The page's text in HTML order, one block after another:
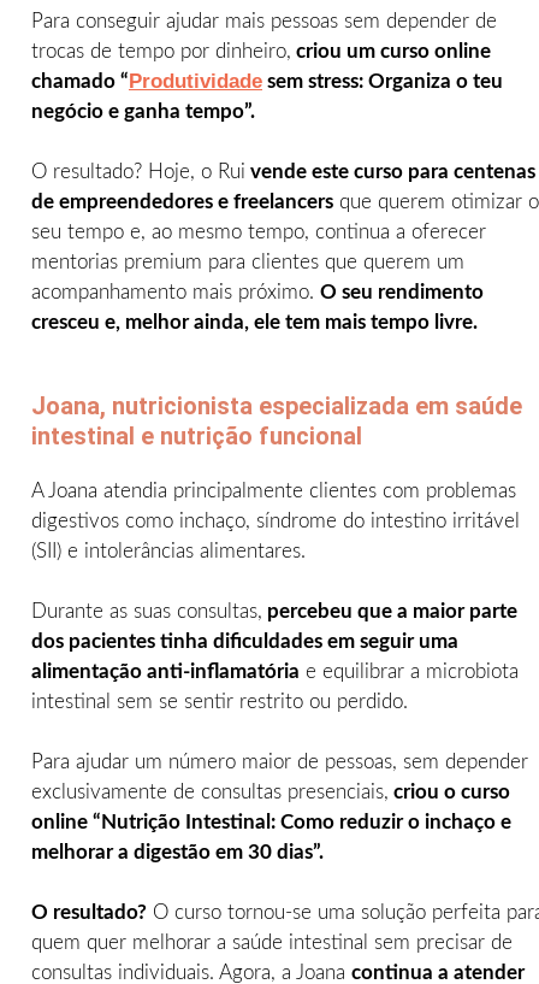
Para conseguir ajudar mais pessoas sem depender de
trocas de tempo por dinheiro, criou um curso online
chamado “ Produtividade sem stress: Organiza o teu
negócio e ganha tempo”.
O resultado? Hoje, o Rui vende este curso para centenas
de empreendedores e freelancers que querem otimizar o
seu tempo e, ao mesmo tempo, continua a oferecer
mentorias premium para clientes que querem um
acompanhamento mais próximo. O seu rendimento
cresceu e, melhor ainda, ele tem mais tempo livre.
Joana, nutricionista especializada em saúde
intestinal e nutrição funcional
A Joana atendia principalmente clientes com problemas
digestivos como inchaço, síndrome do intestino irritável
(SII) e intolerâncias alimentares.
Durante as suas consultas, percebeu que a maior parte
dos pacientes tinha dificuldades em seguir uma
alimentação anti-inflamatória e equilibrar a microbiota
intestinal sem se sentir restrito ou perdido.
Para ajudar um número maior de pessoas, sem depender
exclusivamente de consultas presenciais, criou o curso
online “Nutrição Intestinal: Como reduzir o inchaço e
melhorar a digestão em 30 dias”.
O resultado? O curso tornou-se uma solução perfeita
quem quer melhorar a saúde intestinal sem precisar de
consultas individuais. Agora, a Joana continua a atender